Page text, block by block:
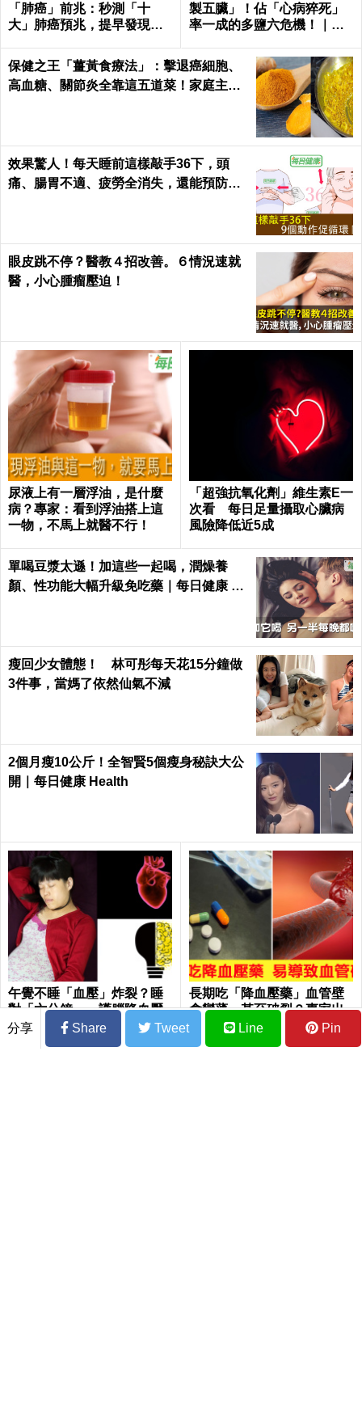
「肺癌」前兆：秒測「十
大」肺癌預兆，提早發現治
製五臟」！佔「心病猝死」
率一成的多鹽六危機！｜每
保健之王「薑黃食療法」：擊退癌細胞、
高血糖、關節炎全靠這五道菜！家庭主婦
效果驚人！每天睡前這樣敲手36下，頭
痛、腸胃不適、疲勞全消失，還能預防腦
眼皮跳不停？醫教４招改善。６情況速就
醫，小心腫瘤壓迫！
尿液上有一層浮油，是什麼
病？專家：看到浮油搭上這
一物，不馬上就醫不行！
「超強抗氧化劑」維生素E一
次看 每日足量攝取心臟病
風險降低近5成
單喝豆漿太遜！加這些一起喝，潤燥養
顏、性功能大幅升級免吃藥｜每日健康 He
瘦回少女體態！ 林可彤每天花15分鐘做
3件事，當媽了依然仙氣不減
2個月瘦10公斤！全智賢5個瘦身秘訣大公
開｜每日健康 Health
午覺不睡「血壓」炸裂？睡
對「六分鐘」，護腦降血壓
不用吞藥｜每日健康Health
長期吃「降血壓藥」血管壁
會變薄，甚至破裂？專家出
來說話了！｜每日健康 Healt
分享 Share Tweet Line Pin